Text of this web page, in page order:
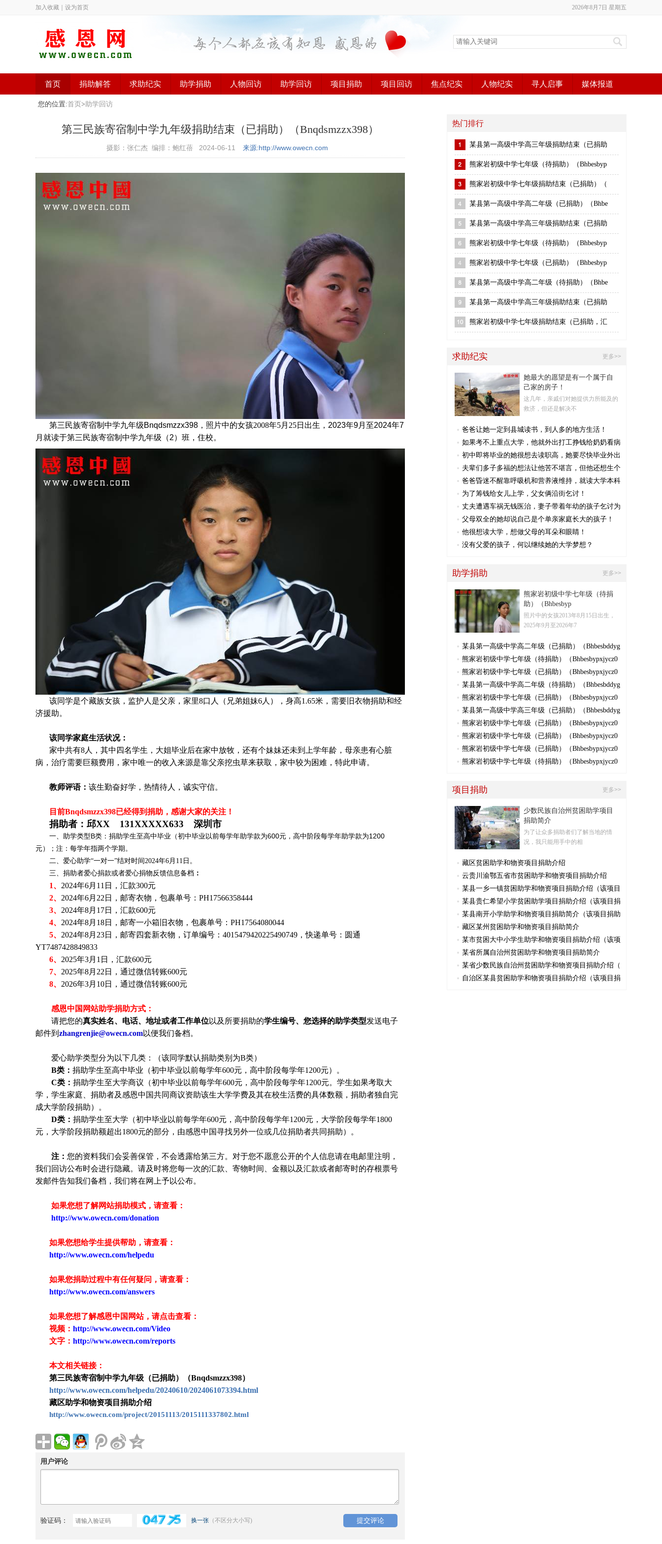
2026年8月7日 星期五
加入收藏 设为首页
首页 捐助解答 求助纪实 助学捐助 人物回访 助学回访 项目捐助 项目回访 焦点纪实 人物纪实 寻人启事 媒体报道
您的位置:首页 >助学回访
第三民族寄宿制中学九年级捐助结束（已捐助）（Bnqdsmzzx398）
摄影：张仁杰 编排：鲍红蓓 2024-06-11 来源:http://www.owecn.com
第三民族寄宿制中学九年级Bnqdsmzzx398，照片中的女孩2008年5月25日 出生， 2023年9月至2024年7
月就读于第三民族寄宿制中学九年级 （2）班 ，住校。
该同学是个藏族女孩，监护人是父亲，家里8口人（兄弟姐妹6人），身高1.65米，需要旧衣物捐助和经
济援助。
该同学家庭生活状况：
家中共有8人，其中四名学生，大姐毕业后在家中放牧，还有个妹妹还未到上学年龄，母亲患有心脏
病，治疗需要巨额费用，家中唯一的收入来源是靠父亲挖虫草来获取，家中较为困难，特此申请。
教师评语： 该生勤奋好学，热情待人，诚实守信。
目前Bnqdsmzzx398已经得到捐助，感谢大家的关注！
捐助者：邱XX 131XXXXX633 深圳市
一、助学类型B类：捐助学生至高中毕业（初中毕业以前每学年助学款为600元，高中阶段每学年助学款为1200
元）；注：每学年指两个学期。
二、爱心助学“一对一”结对时间2024年6月11日。
三、捐助者爱心捐款或者爱心捐物反馈信息备档 ：
1、 2024年6月11日，汇款300元
2、 2024年6月22日，邮寄衣物，包裹单号：PH17566358444
3、 2024年8月17日，汇款600元
4、 2024年8月18日，邮寄一小箱旧衣物，包裹单号：PH17564080044
5、 2024年8月23日，邮寄四套新衣物，订单编号：4015479420225490749，快递单号：圆通
YT7487428849833
6、 2025年3月1日，汇款600元
7、 2025年8月22日，通过微信转账600元
8、 2026年3月10日，通过微信转账600元
感恩中国网站助学捐助方式：
请把您的真实姓名、电话、地址或者工作单位以及所要捐助的学生编号、您选择的助学类型发送电子
邮件到 zhangrenjie@owecn.com以便我们备档。
爱心助学类型分为以下几类：（该同学默认捐助类别为B类）
B类： 捐助学生至高中毕业（初中毕业以前每学年600元，高中阶段每学年1200元）。
C类： 捐助学生至大学商议（初中毕业以前每学年600元，高中阶段每学年1200元。 学生如果考取大
学， 学生家庭、捐助者及感恩中国共同商议资助该生大学学费及其在校生活费的具体数额，捐助者独自完
成大学阶段捐助）。
D类： 捐助学生至大学（初中毕业以前每学年600元，高中阶段每学年1200元，大学阶段每学年1800
元，大学阶段捐助额超出1800元的部分，由感恩中国寻找另外一位或几位捐助者共同捐助）。
注： 您的资料我们会妥善保管，不会透露给第三方。对于您不愿意公开的个人信息请在电邮里注明，
我们回访公布时会进行隐藏。请及时将您每一次的汇款、寄物时间、金额以及汇款或者邮寄时的存根票号
发邮件告知我们备档，我们将在网上予以公布。
如果您想了解网站捐助模式，请查看：
http://www.owecn.com/donation
如果您想给学生提供帮助，请查看 ：
http://www.owecn.com/helpedu
如果您捐助过程中有任何疑问，请查看 ：
http://www.owecn.com/answers
如果您想了解感恩中国网站，请点击查看：
视频： http://www.owecn.com/Video
文字： http://www.owecn.com/reports
本文相关链接：
第三民族寄宿制中学九年级（已捐助）（Bnqdsmzzx398）
http://www.owecn.com/helpedu/20240610/2024061073394.html
藏区助学和物资项目捐助介绍
http://www.owecn.com/project/20151113/2015111337802.html
用户评论
验证码： 换一张 （不区分大小写)
热门排行
某县第一高级中学高三年级捐助结束（已捐助
熊家岩初级中学七年级（待捐助）（Bhbesbyp
熊家岩初级中学七年级捐助结束（已捐助）（
某县第一高级中学高二年级（已捐助）（Bhbe
某县第一高级中学高三年级捐助结束（已捐助
熊家岩初级中学七年级（待捐助）（Bhbesbyp
熊家岩初级中学七年级（已捐助）（Bhbesbyp
某县第一高级中学高二年级（待捐助）（Bhbe
某县第一高级中学高三年级捐助结束（已捐助
熊家岩初级中学七年级捐助结束（已捐助，汇
更多>>
求助纪实
她最大的愿望是有一个属于自
己家的房子！
这几年，亲戚们对她提供力所能及的
救济，但还是解决不
爸爸让她一定到县城读书，到人多的地方生活！
如果考不上重点大学，他就外出打工挣钱给奶奶看病
初中即将毕业的她很想去读职高，她要尽快毕业外出
夫辈们多子多福的想法让他苦不堪言，但他还想生个
爸爸昏迷不醒靠呼吸机和营养液维持，就读大学本科
为了筹钱给女儿上学，父女俩沿街乞讨！
丈夫遭遇车祸无钱医治，妻子带着年幼的孩子乞讨为
父母双全的她却说自己是个单亲家庭长大的孩子！
他很想读大学，想做父母的耳朵和眼睛！
没有父爱的孩子，何以继续她的大学梦想？
更多>>
助学捐助
熊家岩初级中学七年级（待捐
助）（Bhbesbyp
照片中的女孩2013年8月15日出生，
2025年9月至2026年7
某县第一高级中学高二年级（已捐助）（Bhbesbddyg
熊家岩初级中学七年级（待捐助）（Bhbesbypxjycz0
熊家岩初级中学七年级（已捐助）（Bhbesbypxjycz0
某县第一高级中学高二年级（待捐助）（Bhbesbddyg
熊家岩初级中学七年级（已捐助）（Bhbesbypxjycz0
某县第一高级中学高三年级（已捐助）（Bhbesbddyg
熊家岩初级中学七年级（已捐助）（Bhbesbypxjycz0
熊家岩初级中学七年级（已捐助）（Bhbesbypxjycz0
熊家岩初级中学七年级（已捐助）（Bhbesbypxjycz0
熊家岩初级中学七年级（待捐助）（Bhbesbypxjycz0
更多>>
项目捐助
少数民族自治州贫困助学项目
捐助简介
为了让众多捐助者们了解当地的情
况，我只能用手中的相
藏区贫困助学和物资项目捐助介绍
云贵川渝鄂五省市贫困助学和物资项目捐助介绍
某县一乡一镇贫困助学和物资项目捐助介绍（该项目
某县贵仁希望小学贫困助学项目捐助介绍（该项目捐
某县南开小学助学和物资项目捐助简介（该项目捐助
藏区某州贫困助学和物资项目捐助简介
某市贫困大中小学生助学和物资项目捐助介绍（该项
某省所属自治州贫困助学和物资项目捐助简介
某省少数民族自治州贫困助学和物资项目捐助介绍（
自治区某县贫困助学和物资项目捐助介绍（该项目捐